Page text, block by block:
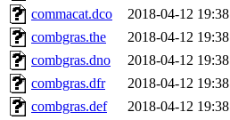
commacat.dco
2018-04-12 19:38
combgras.the
2018-04-12 19:38
combgras.dno
2018-04-12 19:38
combgras.dfr
2018-04-12 19:38
combgras.def
2018-04-12 19:38